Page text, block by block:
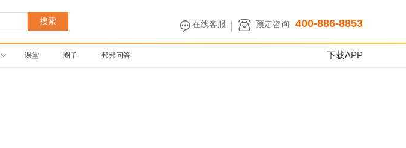
搜索 在线客服 预定咨询 400-886-8853
课堂 圈子 邦邦问答 下载APP